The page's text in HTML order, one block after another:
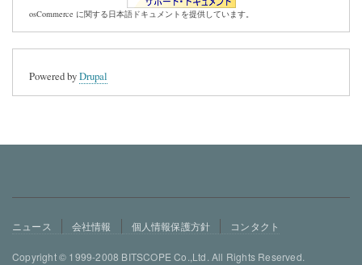
osCommerce に関する日本語ドキュメントを提供しています。
Powered byDrupal
フ
ニュース 会社情報 個人情報保護方針 コンタクト
Copyright © 1999-2008 BITSCOPE Co.,Ltd. All Rights Reserved.